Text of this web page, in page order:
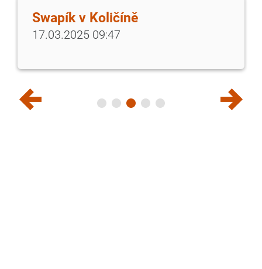
Swapík v Količíně
17.03.2025 09:47